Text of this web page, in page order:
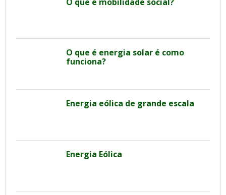
O que é energia solar é como
funciona?
Energia eólica de grande escala
Energia Eólica